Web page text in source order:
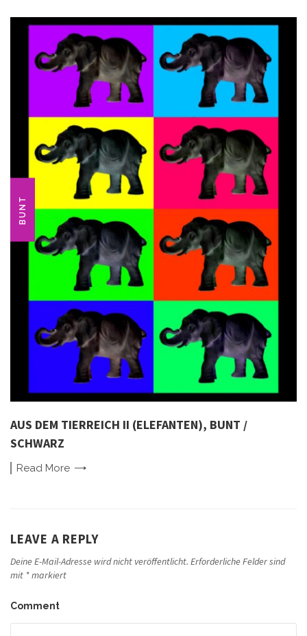
BUNT
AUS DEM TIERREICH II (ELEFANTEN), BUNT /
SCHWARZ
Read More
LEAVE A REPLY
Deine E-Mail-Adresse wird nicht veröffentlicht. Erforderliche Felder sind
mit *markiert
Comment